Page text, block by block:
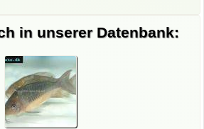
in unserer Datenbank: